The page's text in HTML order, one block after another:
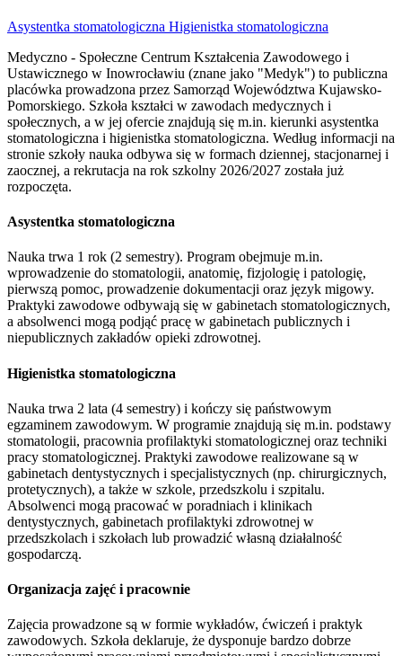
Asystentka stomatologiczna Higienistka stomatologiczna
Medyczno - Społeczne Centrum Kształcenia Zawodowego i
Ustawicznego w Inowrocławiu (znane jako "Medyk") to publiczna
placówka prowadzona przez Samorząd Województwa Kujawsko-
Pomorskiego. Szkoła kształci w zawodach medycznych i
społecznych, a w jej ofercie znajdują się m.in. kierunki asystentka
stomatologiczna i higienistka stomatologiczna. Według informacji na
stronie szkoły nauka odbywa się w formach dziennej, stacjonarnej i
zaocznej, a rekrutacja na rok szkolny 2026/2027 została już
rozpoczęta.
Asystentka stomatologiczna
Nauka trwa 1 rok (2 semestry). Program obejmuje m.in.
wprowadzenie do stomatologii, anatomię, fizjologię i patologię,
pierwszą pomoc, prowadzenie dokumentacji oraz język migowy.
Praktyki zawodowe odbywają się w gabinetach stomatologicznych,
a absolwenci mogą podjąć pracę w gabinetach publicznych i
niepublicznych zakładów opieki zdrowotnej.
Higienistka stomatologiczna
Nauka trwa 2 lata (4 semestry) i kończy się państwowym
egzaminem zawodowym. W programie znajdują się m.in. podstawy
stomatologii, pracownia profilaktyki stomatologicznej oraz techniki
pracy stomatologicznej. Praktyki zawodowe realizowane są w
gabinetach dentystycznych i specjalistycznych (np. chirurgicznych,
protetycznych), a także w szkole, przedszkolu i szpitalu.
Absolwenci mogą pracować w poradniach i klinikach
dentystycznych, gabinetach profilaktyki zdrowotnej w
przedszkolach i szkołach lub prowadzić własną działalność
gospodarczą.
Organizacja zajęć i pracownie
Zajęcia prowadzone są w formie wykładów, ćwiczeń i praktyk
zawodowych. Szkoła deklaruje, że dysponuje bardzo dobrze